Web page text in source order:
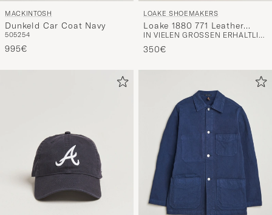
MACKINTOSH
Dunkeld Car Coat Navy
505254
995€
LOAKE SHOEMAKERS
Loake 1880 771 Leather
Derby Black
IN VIELEN GRÖSSEN ERHÄLTLICH
350€